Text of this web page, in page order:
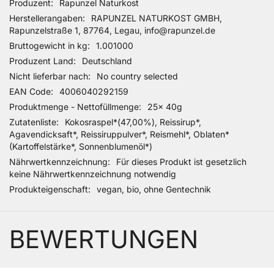
Rapunzel Naturkost
Herstellerangaben
RAPUNZEL NATURKOST GMBH,
Rapunzelstraße 1, 87764, Legau, info@rapunzel.de
Bruttogewicht in kg
1.001000
Produzent Land
Deutschland
Nicht lieferbar nach
No country selected
EAN Code
4006040292159
Produktmenge - Nettofüllmenge
25x 40g
Zutatenliste
Kokosraspel*(47,00%), Reissirup*,
Agavendicksaft*, Reissiruppulver*, Reismehl*, Oblaten*
(Kartoffelstärke*, Sonnenblumenöl*)
Nährwertkennzeichnung
Für dieses Produkt ist gesetzlich
keine Nährwertkennzeichnung notwendig
Produkteigenschaft
vegan, bio, ohne Gentechnik
BEWERTUNGEN